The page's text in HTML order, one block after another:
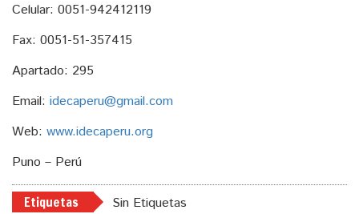
Celular: 0051-942412119
Fax: 0051-51-357415
Apartado: 295
Email: idecaperu@gmail.com
Web: www.idecaperu.org
Puno – Perú
Etiquetas Sin Etiquetas